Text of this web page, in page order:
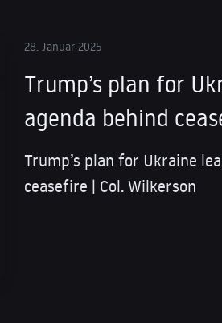
28. Januar 2025
Trump’s plan for
agenda behind
Trump’s plan for Ukraine
ceasefire | Col. Wilkerson